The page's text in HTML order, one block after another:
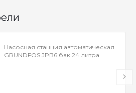
Насосная станция автоматическая
GRUNDFOS JPB6 бак 24 литра